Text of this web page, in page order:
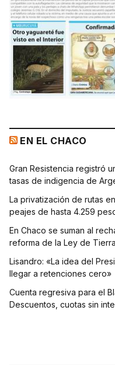
EN EL CHACO
Gran Resistencia registró
tasas de indigencia de
La privatización de rutas
peajes de hasta 4.259
En Chaco se suman al
reforma de la Ley de
Lisandro: «La idea del
llegar a retenciones cero»
Cuenta regresiva para el
Descuentos, cuotas sin